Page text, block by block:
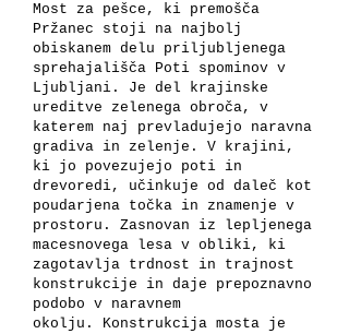
Most za pešce, ki premošča
Pržanec stoji na najbolj
obiskanem delu priljubljenega
sprehajališča Poti spominov v
Ljubljani. Je del krajinske
ureditve zelenega obroča, v
katerem naj prevladujejo naravna
gradiva in zelenje. V krajini,
ki jo povezujejo poti in
drevoredi, učinkuje od daleč kot
poudarjena točka in znamenje v
prostoru. Zasnovan iz lepljenega
macesnovega lesa v obliki, ki
zagotavlja trdnost in trajnost
konstrukcije in daje prepoznavno
podobo v naravnem
okolju. Konstrukcija mosta je